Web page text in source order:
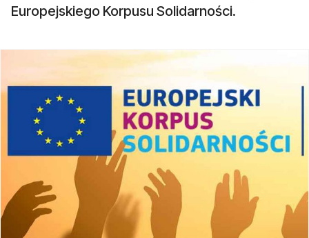
Europejskiego Korpusu Solidarności.